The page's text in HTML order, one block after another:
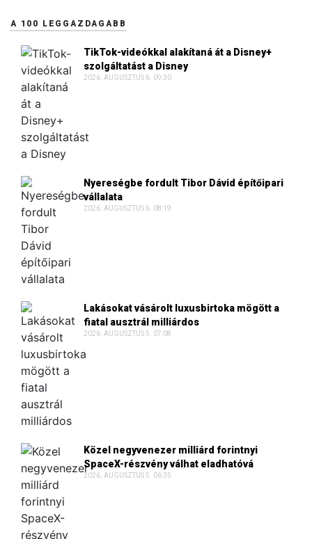
A 100 LEGGAZDAGABB
TikTok-videókkal alakítaná át a Disney+
szolgáltatást a Disney
2026. AUGUSZTUS 6. 09:30
Nyereségbe fordult Tibor Dávid építőipari
vállalata
2026. AUGUSZTUS 6. 08:19
Lakásokat vásárolt luxusbirtoka mögött a
fiatal ausztrál milliárdos
2026. AUGUSZTUS 5. 07:08
Közel negyvenezer milliárd forintnyi
SpaceX-részvény válhat eladhatóvá
2026. AUGUSZTUS 5. 06:35